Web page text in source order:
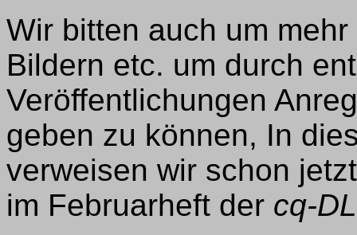
Wir bitten auch um
Bildern etc. um durch
Veröffentlichungen
geben zu können, In
verweisen wir schon
im Februarheft der cq-DL